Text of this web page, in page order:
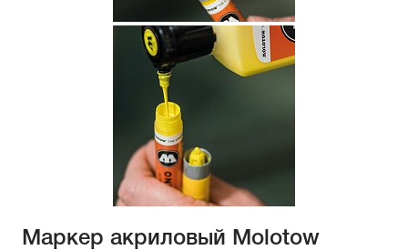
Маркер акриловый Molotow